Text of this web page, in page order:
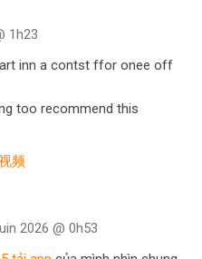
1h23
inn a contst ffor onee off
too recommend this
频
2026 @ 0h53